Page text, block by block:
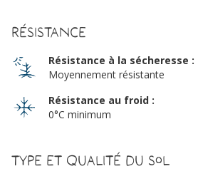
Résistance
Résistance à la sécheresse :
Moyennement résistante
Résistance au froid :
0°C minimum
Type et qualité du sol